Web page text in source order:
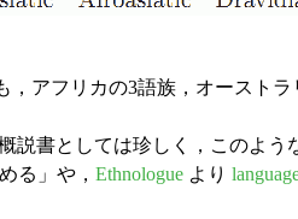
，アフリカの3語族，オースト
説書としては珍しく，このよ
る」や， Ethnologue より